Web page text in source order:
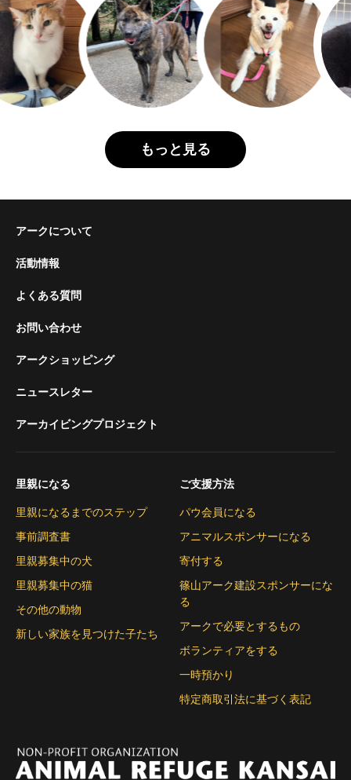
もっと見る
アークについて
活動情報
よくある質問
お問い合わせ
アークショッピング
ニュースレター
アーカイビングプロジェクト
里親になる
里親になるまでのステップ
事前調査書
里親募集中の犬
里親募集中の猫
その他の動物
新しい家族を見つけた子たち
ご支援方法
パウ会員になる
アニマルスポンサーになる
寄付する
篠山アーク建設スポンサーにな
る
アークで必要とするもの
ボランティアをする
一時預かり
特定商取引法に基づく表記